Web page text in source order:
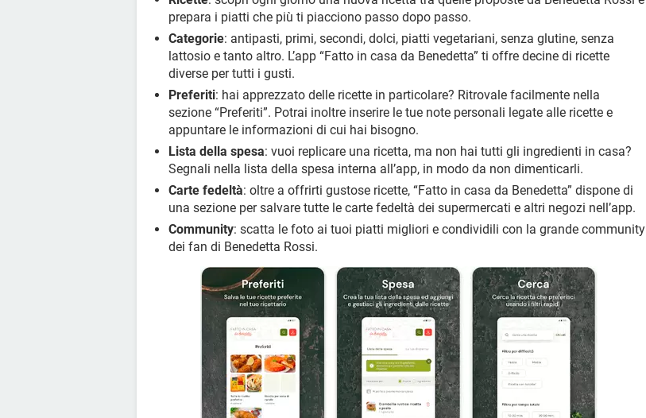
prepara i piatti che più ti piacciono passo dopo passo.
Categorie: antipasti, primi, secondi, dolci, piatti vegetariani, senza glutine, senza
lattosio e tanto altro. L’app “Fatto in casa da Benedetta” ti offre decine di ricette
diverse per tutti i gusti.
Preferiti: hai apprezzato delle ricette in particolare? Ritrovale facilmente nella
sezione “Preferiti”. Potrai inoltre inserire le tue note personali legate alle ricette e
appuntare le informazioni di cui hai bisogno.
Lista della spesa: vuoi replicare una ricetta, ma non hai tutti gli ingredienti in casa?
Segnali nella lista della spesa interna all’app, in modo da non dimenticarli.
Carte fedeltà: oltre a offrirti gustose ricette, “Fatto in casa da Benedetta” dispone di
una sezione per salvare tutte le carte fedeltà dei supermercati e altri negozi nell’app.
Community: scatta le foto ai tuoi piatti migliori e condividili con la grande community
dei fan di Benedetta Rossi.